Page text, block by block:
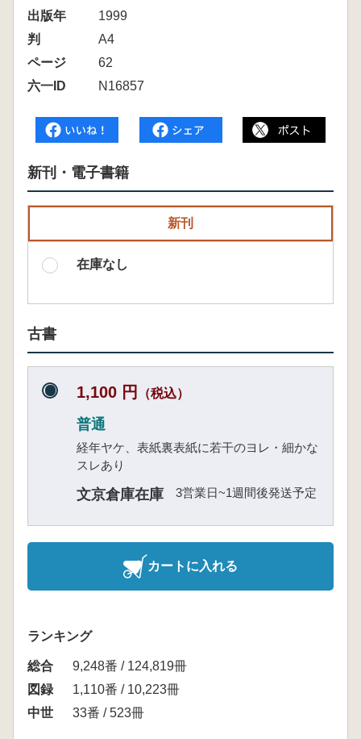
出版年
1999
判
A4
ページ
62
六一ID
N16857
新刊・電子書籍
新刊
在庫なし
古書
1,100 円 （税込）
普通
経年ヤケ、表紙裏表紙に若干のヨレ・細かな
スレあり
文京倉庫在庫 3営業日~1週間後発送予定
カートに入れる
ランキング
総合
9,248番 / 124,819冊
図録
1,110番 / 10,223冊
中世
33番 / 523冊